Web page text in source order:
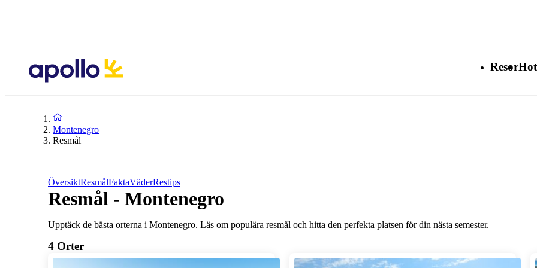
Resor
Montenegro
Resmål
ÖversiktResmålFaktaVäderRestips
Resmål - Montenegro
Upptäck de bästa orterna i Montenegro. Läs om populära resmål och hitta den perfekta platsen för din nästa semester.
4 Orter